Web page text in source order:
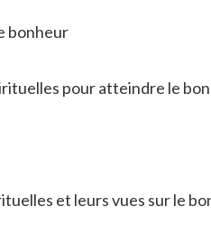
bonheur
pour atteindre le
et leurs vues sur le